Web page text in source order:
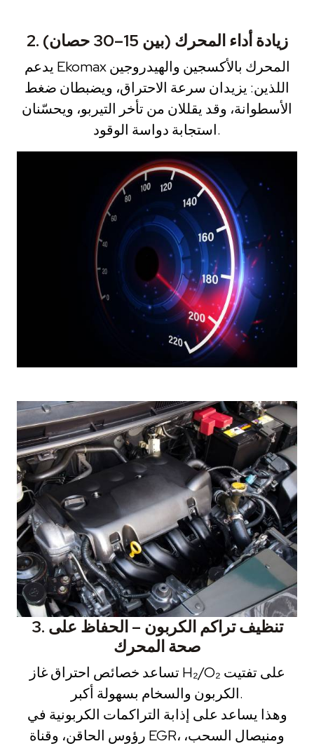
2. زيادة أداء المحرك (بين 15–30 حصان)
يدعم Ekomax المحرك بالأكسجين والهيدروجين
اللذين: يزيدان سرعة الاحتراق، ويضبطان ضغط
الأسطوانة، وقد يقللان من تأخر التيربو، ويحسّنان
استجابة دواسة الوقود.
3. تنظيف تراكم الكربون – الحفاظ على
صحة المحرك
تساعد خصائص احتراق غاز H₂/O₂ على تفتيت
الكربون والسخام بسهولة أكبر.
وهذا يساعد على إذابة التراكمات الكربونية في
رؤوس الحاقن، وقناة EGR، ومنيصال السحب،